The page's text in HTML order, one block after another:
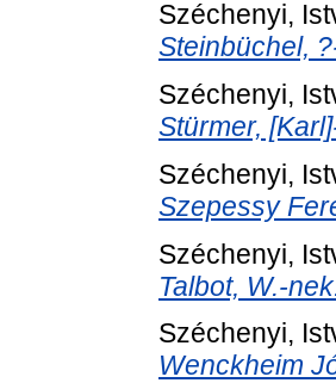
Széchenyi,
Steinbüchel,
Széchenyi,
Stürmer,
Széchenyi,
Szepessy
Széchenyi,
Talbot, W.-
Széchenyi,
Wenckheim